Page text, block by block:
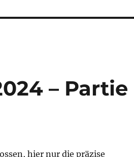
– Partie
hier nur die präzise